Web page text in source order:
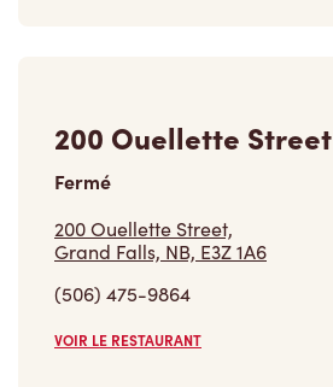
200 Ouellette Street
Fermé
200 Ouellette Street,
Grand Falls, NB, E3Z 1A6
(506) 475-9864
VOIR LE RESTAURANT